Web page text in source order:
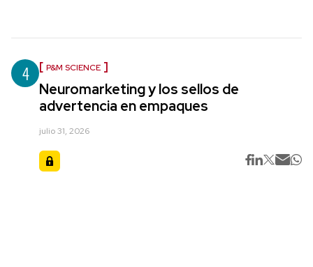
4 P&M SCIENCE
Neuromarketing y los sellos de
advertencia en empaques
julio 31, 2026